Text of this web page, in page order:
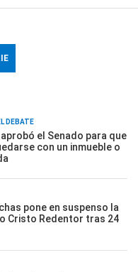
DEBATE
el Senado para que
con un inmueble o
pone en suspenso la
Cristo Redentor tras 24